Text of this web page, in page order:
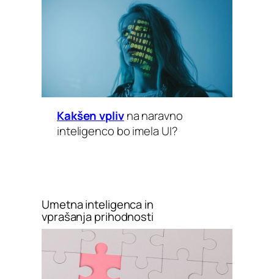
Kakšen vplivna naravno
inteligenco bo imela UI?
Umetna inteligenca in
vprašanja prihodnosti